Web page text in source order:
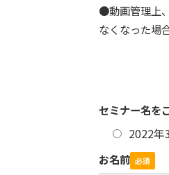
●動画管理上
なくなった場
セミナー名を
2022
お名前